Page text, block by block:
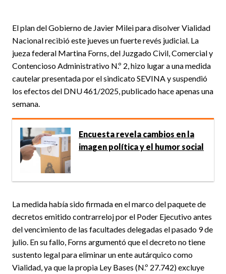
El plan del Gobierno de Javier Milei para disolver Vialidad
Nacional recibió este jueves un fuerte revés judicial. La
jueza federal Martina Forns, del Juzgado Civil, Comercial y
Contencioso Administrativo N.º 2, hizo lugar a una medida
cautelar presentada por el sindicato SEVINA y suspendió
los efectos del DNU 461/2025, publicado hace apenas una
semana.
Encuesta revela cambios en la
imagen política y el humor social
La medida había sido firmada en el marco del paquete de
decretos emitido contrarreloj por el Poder Ejecutivo antes
del vencimiento de las facultades delegadas el pasado 9 de
julio. En su fallo, Forns argumentó que el decreto no tiene
sustento legal para eliminar un ente autárquico como
Vialidad, ya que la propia Ley Bases (N.º 27.742) excluye